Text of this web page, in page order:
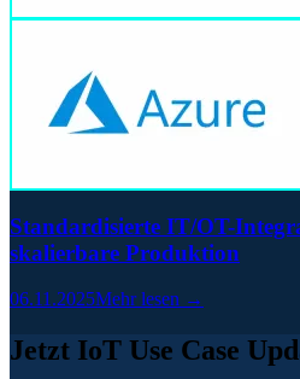
Standardisierte IT/OT-
skalierbare Produktion
06.11.2025Mehr lesen →
Jetzt IoT Use Case